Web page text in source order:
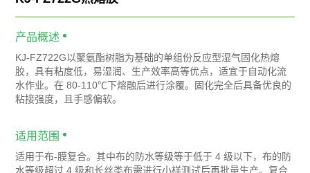
产品概述
KJ-FZ722G以聚氨酯树脂为基础的单组份反应型湿气固化热熔
胶，具有粘度低，易湿润、生产效率高等优点，适宜于自动化流
水作业。在 80-110℃下熔融后进行涂覆。固化完全后具备优良的
粘接强度，且手感偏软。
适用范围
适用于布-膜复合。其中布的防水等级等于低于 4 级以下，布的防
水等级超过 4 级和长丝类布需进行小样测试后再批量生产。复合